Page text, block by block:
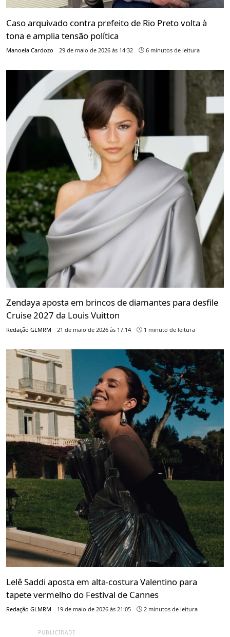
Caso arquivado contra prefeito de Rio Preto volta à
tona e amplia tensão política
Manoela Cardozo 29 de maio de 2026 às 14:32 6 minutos de leitura
Zendaya aposta em brincos de diamantes para desfile
Cruise 2027 da Louis Vuitton
Redação GLMRM 21 de maio de 2026 às 17:14 1 minuto de leitura
Lelê Saddi aposta em alta-costura Valentino para
tapete vermelho do Festival de Cannes
Redação GLMRM 19 de maio de 2026 às 21:05 2 minutos de leitura
PUBLICIDADE